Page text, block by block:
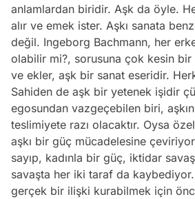
anlamlardan biridir. Aşk da öyle.
alır ve emek ister. Aşkı sanata
değil. Ingeborg Bachmann, her
olabilir mi?, sorusuna çok kesin bir
ve ekler, aşk bir sanat eseridir.
Sahiden de aşk bir yetenek işidir
egosundan vazgeçebilen biri,
teslimiyete razı olacaktır. Oysa
aşkı bir güç mücadelesine
sayıp, kadınla bir güç, iktidar
savaşta her iki taraf da
gerçek bir ilişki kurabilmek için